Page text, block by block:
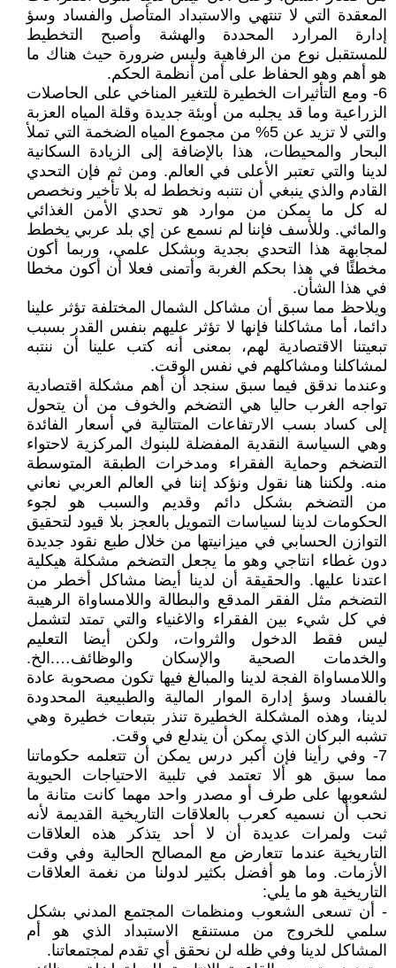
المعقدة التي لا تنتهي والاستبداد المتأصل والفساد وسؤ
إدارة المرارد المحددة والهشة وأصبح التخطيط
للمستقبل نوع من الرفاهية وليس ضرورة حيث هناك ما
هو أهم وهو الحفاظ على أمن أنظمة الحكم.
6- ومع التأثيرات الخطيرة للتغير المناخي على الحاصلات
الزراعية وما قد يجلبه من أوبئة جديدة وقلة المياه العزبة
والتي لا تزيد عن 5% من مجموع المياه الضخمة التي تملأ
البحار والمحيطات، هذا بالإضافة إلى الزيادة السكانية
لدينا والتي تعتبر الأعلى في العالم. ومن ثم فإن التحدي
القادم والذي ينبغي أن نتنبه ونخطط له بلا تأخير ونخصص
له كل ما يمكن من موارد هو تحدي الأمن الغذائي
والمائي. وللأسف فإننا لم نسمع عن إي بلد عربي يخطط
لمجابهة هذا التحدي بجدية وبشكل علمي، وربما أكون
مخطئًا في هذا بحكم الغربة وأتمنى فعلا أن أكون مخطا
في هذا الشأن.
ويلاحظ مما سبق أن مشاكل الشمال المختلفة تؤثر علينا
دائما، أما مشاكلنا فإنها لا تؤثر عليهم بنفس القدر بسبب
تبعيتنا الاقتصادية لهم، بمعنى أنه كتب علينا أن ننتبه
لمشاكلنا ومشاكلهم في نفس الوقت.
وعندما ندقق فيما سبق سنجد أن أهم مشكلة اقتصادية
تواجه الغرب حاليا هي التضخم والخوف من أن يتحول
إلى كساد بسب الارتفاعات المتتالية في أسعار الفائدة
وهي السياسة النقدية المفضلة للبنوك المركزية لاحتواء
التضخم وحماية الفقراء ومدخرات الطبقة المتوسطة
منه. ولكننا هنا نقول ونؤكد إننا في العالم العربي نعاني
من التضخم بشكل دائم وقديم والسبب هو لجوء
الحكومات لدينا لسياسات التمويل بالعجز بلا قيود لتحقيق
التوازن الحسابي في ميزانيتها من خلال طبع نقود جديدة
دون غطاء انتاجي وهو ما يجعل التضخم مشكلة هيكلية
اعتدنا عليها. والحقيقة أن لدينا أيضا مشاكل أخطر من
التضخم مثل الفقر المدقع والبطالة واللامساواة الرهيبة
في كل شيء بين الفقراء والاغنياء والتي تمتد لتشمل
ليس فقط الدخول والثروات، ولكن أيضا التعليم
والخدمات الصحية والإسكان والوظائف….الخ.
واللامساواة الفجة لدينا والمبالغ فيها تكون مصحوبة عادة
بالفساد وسؤ إدارة الموار المالية والطبيعية المحدودة
لدينا، وهذه المشكلة الخطيرة تنذر بتبعات خطيرة وهي
تشبه البركان الذي يمكن أن يندلع في وقت.
7- وفي رأينا فإن أكبر درس يمكن أن تتعلمه حكوماتنا
مما سبق هو ألا تعتمد في تلبية الاحتياجات الحيوية
لشعوبها على طرف أو مصدر واحد مهما كانت متانة ما
نحب أن نسميه كعرب بالعلاقات التاريخية القديمة لأنه
ثبت ولمرات عديدة أن لا أحد يتذكر هذه العلاقات
التاريخية عندما تتعارض مع المصالح الحالية وفي وقت
الأزمات. وما هو أفضل بكثير لدولنا من نغمة العلاقات
التاريخية هو ما يلي:
- أن تسعى الشعوب ومنظمات المجتمع المدني بشكل
سلمي للخروج من مستنقع الاستبداد الذي هو أم
المشاكل لدينا وفي ظله لن نحقق أي تقدم لمجتمعاتنا.